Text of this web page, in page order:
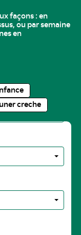
façons : en
ou par semaine
en